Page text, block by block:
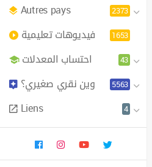
Autres pays 2373
فيديوهات تعليمية 1653
احتساب المعدلات 43
وين نقري صغيري؟ 5563
Liens 4